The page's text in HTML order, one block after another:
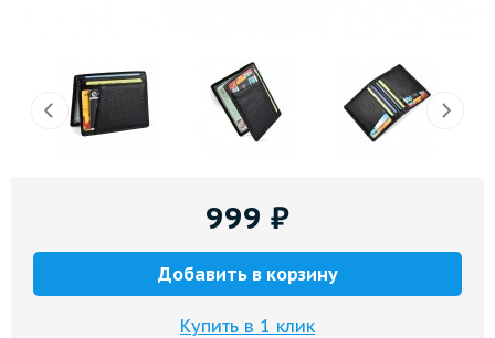
999 ₽
Добавить в корзину
Купить в 1 клик